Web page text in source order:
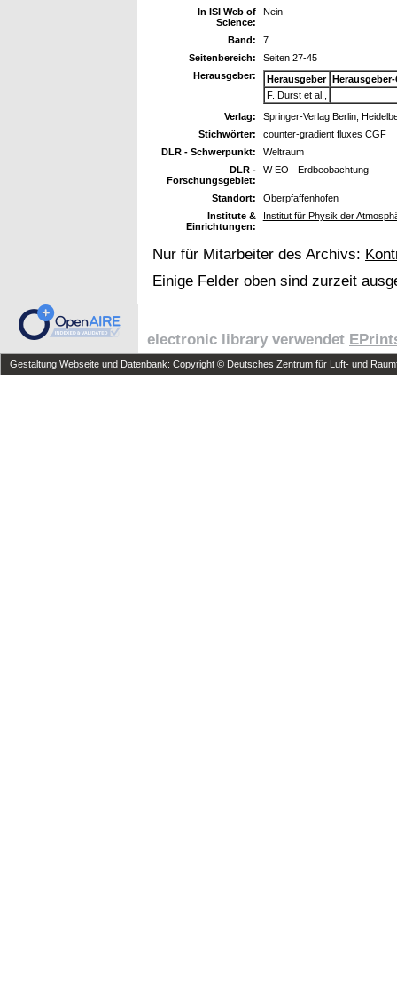
In ISI Web of
Science:
Nein
Band:
7
Seitenbereich:
Seiten 27-45
Herausgeber:
Herausgeber
Herausgeber-
F. Durst et al.,
Verlag:
Springer-Verlag Berlin,
Stichwörter:
counter-gradient fluxes CGF
DLR - Schwerpunkt:
Weltraum
DLR -
Forschungsgebiet:
W EO - Erdbeobachtung
Standort:
Oberpfaffenhofen
Institute &
Einrichtungen:
Institut für Physik der
Nur für Mitarbeiter des Archivs:
Einige Felder oben sind zurzeit
electronic library verwendet
Gestaltung Webseite und Datenbank: Copyright © Deutsches Zentrum für Luft- und